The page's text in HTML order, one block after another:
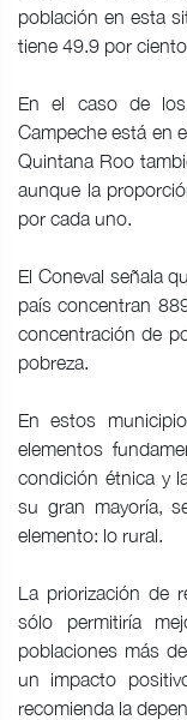
población en esta
tiene 49.9 por
En el caso de
Campeche está en
Quintana Roo
aunque la
por cada uno.
El Coneval señala
país concentran
concentración de
pobreza.
En estos
elementos
condición étnica y
su gran mayoría,
elemento: lo rural.
La priorización de
sólo permitiría
poblaciones más
un impacto
recomienda la